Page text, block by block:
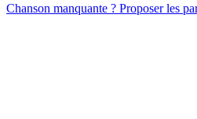
Chanson manquante ? Proposer les